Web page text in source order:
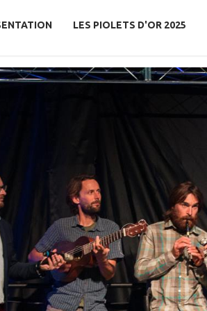
LES PIOLETS D'OR 2025